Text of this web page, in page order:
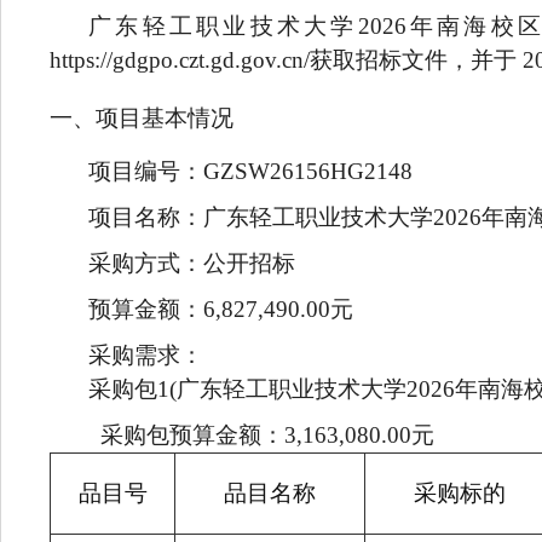
广东轻工职业技术大学2026年南海校
https://gdgpo.czt.gd.gov.cn/获取招标文件，并于
一、项目基本情况
项目编号：GZSW26156HG2148
项目名称：广东轻工职业技术大学2026年南
采购方式：公开招标
预算金额：6,827,490.00元
采购需求：
采购包1(广东轻工职业技术大学2026年南海
采购包预算金额：3,163,080.00元
品目号 品目名称 采购标的